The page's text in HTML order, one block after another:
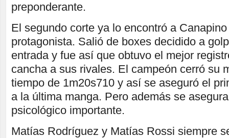
preponderante.
El segundo corte ya lo encontró a
protagonista. Salió de boxes decidido a
entrada y fue así que obtuvo el mejor
cancha a sus rivales. El campeón cerró su
tiempo de 1m20s710 y así se aseguró el
a la última manga. Pero además se
psicológico importante.
Matías Rodríguez y Matías Rossi siempre